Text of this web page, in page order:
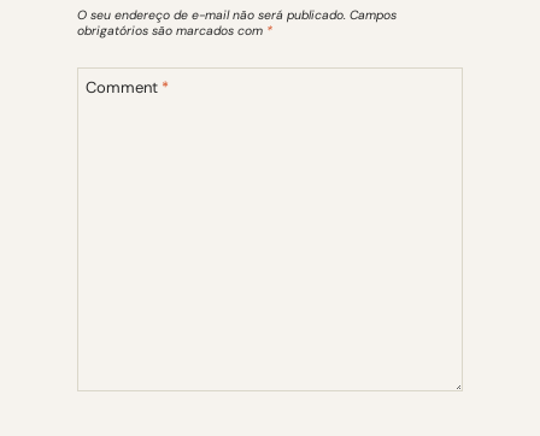
O seu endereço de e-mail não será publicado. Campos
obrigatórios são marcados com *
Comment *